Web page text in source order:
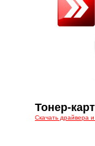
Тонер-
Скачать драйвера